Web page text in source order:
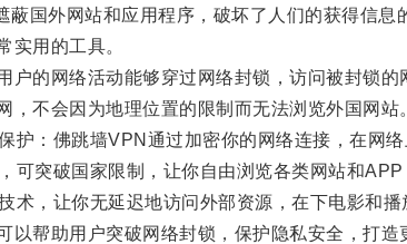
外网站和应用程序，破坏了人们的获得信息
用的工具。
网络活动能够穿过网络封锁，访问被封锁的
不会因为地理位置的限制而无法浏览外国网站
：佛跳墙VPN通过加密你的网络连接，在网络
突破国家限制，让你自由浏览各类网站和APP
，让你无延迟地访问外部资源，在下电影和播
助用户突破网络封锁，保护隐私安全，打造